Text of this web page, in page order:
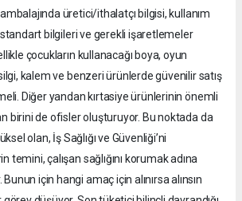
üretici/ithalatçı bilgisi, kullanım
standart bilgileri ve gerekli işaretlemeler
çocukların kullanacağı boya, oyun
silgi, kalem ve benzeri ürünlerde güvenilir satış
Diğer yandan kırtasiye ürünlerinin önemli
birini de ofisler oluşturuyor. Bu noktada da
olan, İş Sağlığı ve Güvenliği’ni
temini, çalışan sağlığını korumak adına
için hangi amaç için alınırsa alınsın